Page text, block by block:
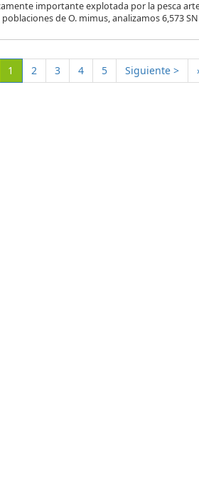
importante explotada por la pesca
de O. mimus, analizamos 6,573
1 (Actual)
2 3 4 5 Siguiente >